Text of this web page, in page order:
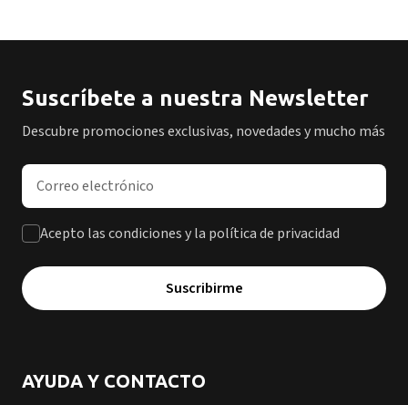
Suscríbete a nuestra Newsletter
Descubre promociones exclusivas, novedades y mucho más
Dirección de correo electrónico
Acepto las condiciones y la política de privacidad
Suscribirme
AYUDA Y CONTACTO